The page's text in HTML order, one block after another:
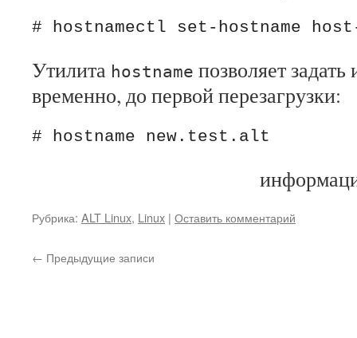
Утилита hostname позволяет
временно, до первой перезагрузки:
Рубрика: ALT Linux, Linux | Оставить комментарий
← Предыдущие записи